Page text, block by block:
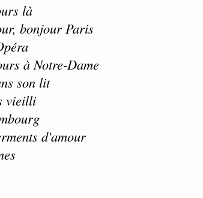
là
bonjour Paris
à Notre-Dame
son lit
vieilli
d'amour